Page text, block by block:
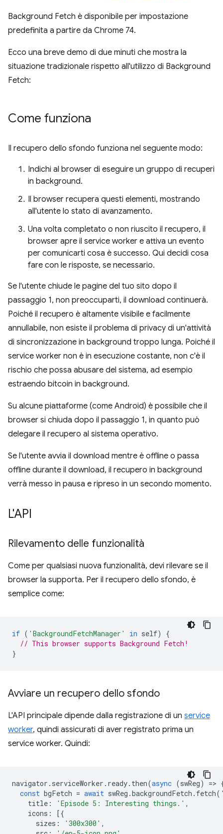
Background Fetch è disponibile per impostazione
predefinita a partire da Chrome 74.
Ecco una breve demo di due minuti che mostra la
situazione tradizionale rispetto all'utilizzo di Background
Fetch:
Come funziona
Il recupero dello sfondo funziona nel seguente modo:
Indichi al browser di eseguire un gruppo di recuperi
in background.
Il browser recupera questi elementi, mostrando
all'utente lo stato di avanzamento.
Una volta completato o non riuscito il recupero, il
browser apre il service worker e attiva un evento
per comunicarti cosa è successo. Qui decidi cosa
fare con le risposte, se necessario.
Se l'utente chiude le pagine del tuo sito dopo il
passaggio 1, non preoccuparti, il download continuerà.
Poiché il recupero è altamente visibile e facilmente
annullabile, non esiste il problema di privacy di un'attività
di sincronizzazione in background troppo lunga. Poiché il
service worker non è in esecuzione costante, non c'è il
rischio che possa abusare del sistema, ad esempio
estraendo bitcoin in background.
Su alcune piattaforme (come Android) è possibile che il
browser si chiuda dopo il passaggio 1, in quanto può
delegare il recupero al sistema operativo.
Se l'utente avvia il download mentre è offline o passa
offline durante il download, il recupero in background
verrà messo in pausa e ripreso in un secondo momento.
L'API
Rilevamento delle funzionalità
Come per qualsiasi nuova funzionalità, devi rilevare se il
browser la supporta. Per il recupero dello sfondo, è
semplice come:
if ( 'BackgroundFetchManager' in self)
{
// This browser supports Background Fetch!
}
Avviare un recupero dello sfondo
L'API principale dipende dalla registrazione di un service
worker, quindi assicurati di aver registrato prima un
service worker. Quindi:
navigator . serviceWorker . ready. then(async (swReg) =>
const bgFetch = await swReg .backgroundFetch . fetch(
title : 'Episode 5: Interesting things.' ,
icons :
[{
sizes : '300x300' ,